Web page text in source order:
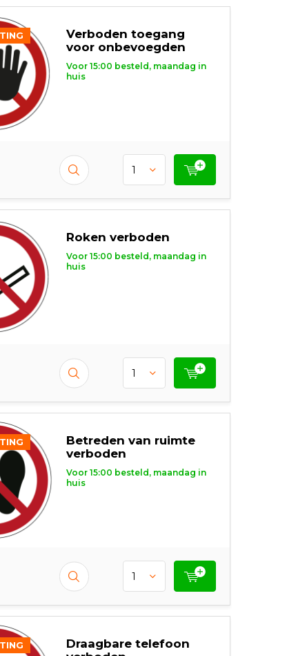
Verboden toegang
voor onbevoegden
Voor 15:00 besteld, maandag in
huis
Roken verboden
Voor 15:00 besteld, maandag in
huis
Betreden van ruimte
verboden
Voor 15:00 besteld, maandag in
huis
Draagbare telefoon